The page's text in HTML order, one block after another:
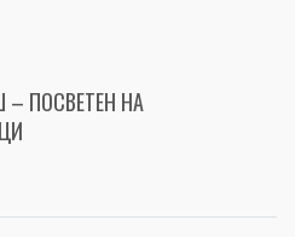
– ПОСВЕТЕН НА